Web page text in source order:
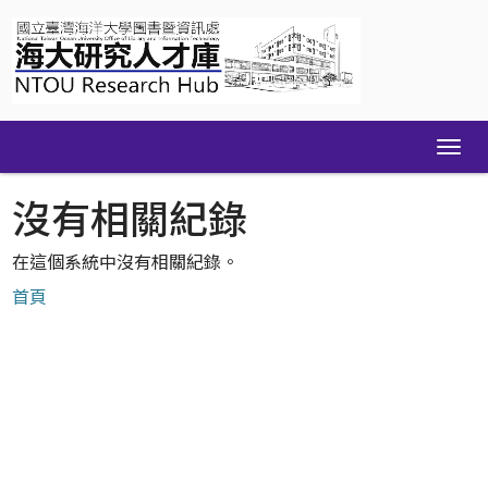
navigation
沒有相關紀錄
在這個系統中沒有相關紀錄。
首頁